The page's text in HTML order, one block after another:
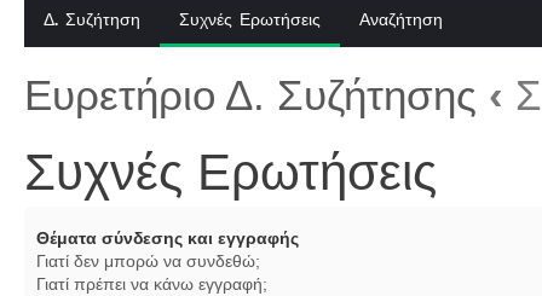
Δ. Συζήτηση Συχνές Ερωτήσεις Αναζήτηση
Ευρετήριο Δ. Συζήτησης ‹
Συχνές Ερωτήσεις
Θέματα σύνδεσης και εγγραφής
Γιατί δεν μπορώ να συνδεθώ;
Γιατί πρέπει να κάνω εγγραφή;